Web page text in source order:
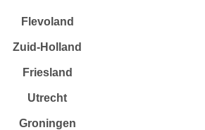
Flevoland
Zuid-Holland
Friesland
Utrecht
Groningen